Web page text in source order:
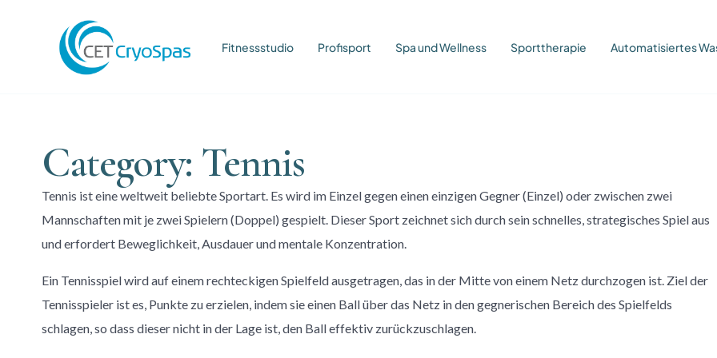
Fitnessstudio Profisport Spa und Wellness Sporttherapie Automatisiertes
Category: Tennis
Tennis ist eine weltweit beliebte Sportart. Es wird im Einzel gegen einen einzigen Gegner (Einzel) oder zwischen zwei
Mannschaften mit je zwei Spielern (Doppel) gespielt. Dieser Sport zeichnet sich durch sein schnelles, strategisches Spiel aus
und erfordert Beweglichkeit, Ausdauer und mentale Konzentration.
Ein Tennisspiel wird auf einem rechteckigen Spielfeld ausgetragen, das in der Mitte von einem Netz durchzogen ist. Ziel der
Tennisspieler ist es, Punkte zu erzielen, indem sie einen Ball über das Netz in den gegnerischen Bereich des Spielfelds
schlagen, so dass dieser nicht in der Lage ist, den Ball effektiv zurückzuschlagen.